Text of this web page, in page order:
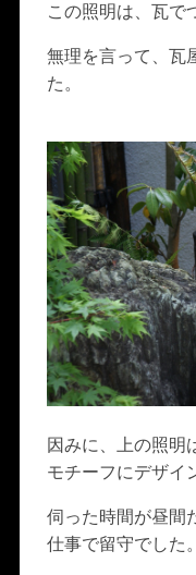
この照明は、瓦で
無理を言って、瓦
た。
因みに、上の照明
モチーフにデザイ
伺った時間が昼間
仕事で留守でした。